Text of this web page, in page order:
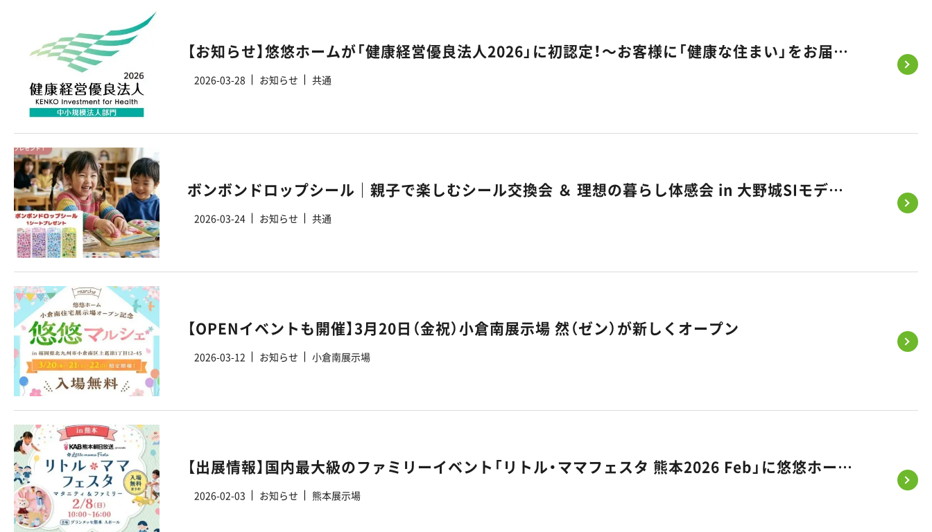
【お知らせ】悠悠ホームが「健康経営優良法人2026」に初認定！～お客様に「健康な住まい」をお届けするため、まずは社員の健康から～
2026-03-28 お知らせ 共通
ボンボンドロップシール｜親子で楽しむシール交換会 ＆ 理想の暮らし体感会 in 大野城SIモデルハウス
2026-03-24 お知らせ 共通
【OPENイベントも開催】3月20日（金祝）小倉南展示場 然（ゼン）が新しくオープン
2026-03-12 お知らせ 小倉南展示場
【出展情報】国内最大級のファミリーイベント「リトル・ママフェスタ 熊本2026 Feb」に悠悠ホームが出展いたします！
2026-02-03 お知らせ 熊本展示場